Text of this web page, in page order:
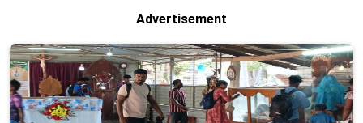
Advertisement